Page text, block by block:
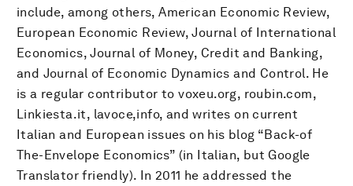
include, among others, American Economic Review,
European Economic Review, Journal of International
Economics, Journal of Money, Credit and Banking,
and Journal of Economic Dynamics and Control. He
is a regular contributor to voxeu.org, roubin.com,
Linkiesta.it, lavoce,info, and writes on current
Italian and European issues on his blog “Back-of
The-Envelope Economics” (in Italian, but Google
Translator friendly). In 2011 he addressed the